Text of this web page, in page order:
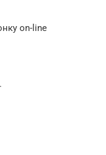
on-line